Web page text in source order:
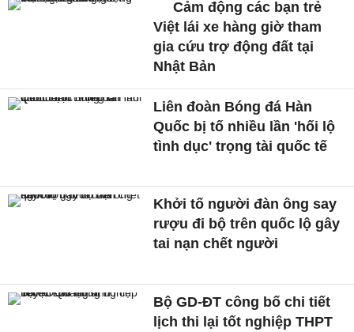
Cảm động các bạn trẻ
Việt lái xe hàng giờ tham
gia cứu trợ động đất tại
Nhật Bản
Liên đoàn Bóng đá Hàn
Quốc bị tố nhiều lần 'hối lộ
tình dục' trọng tài quốc tế
Khởi tố người đàn ông say
rượu đi bộ trên quốc lộ gây
tai nạn chết người
Bộ GD-ĐT công bố chi tiết
lịch thi lại tốt nghiệp THPT